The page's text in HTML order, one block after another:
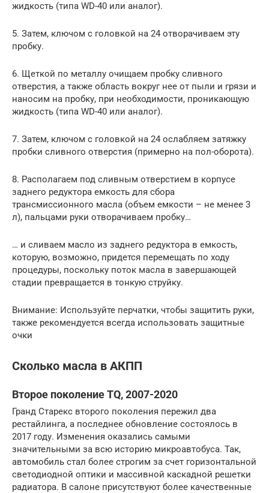
жидкость (типа WD-40 или аналог).
5. Затем, ключом с головкой на 24 отворачиваем эту
пробку.
6. Щеткой по металлу очищаем пробку сливного
отверстия, а также область вокруг нее от пыли и грязи и
наносим на пробку, при необходимости, проникающую
жидкость (типа WD-40 или аналог).
7. Затем, ключом с головкой на 24 ослабляем затяжку
пробки сливного отверстия (примерно на пол-оборота).
8. Располагаем под сливным отверстием в корпусе
заднего редуктора емкость для сбора
трансмиссионного масла (объем емкости – не менее 3
л), пальцами руки отворачиваем пробку…
… и сливаем масло из заднего редуктора в емкость,
которую, возможно, придется перемещать по ходу
процедуры, поскольку поток масла в завершающей
стадии превращается в тонкую струйку.
Внимание: Используйте перчатки, чтобы защитить руки,
также рекомендуется всегда использовать защитные
очки
Сколько масла в АКПП
Второе поколение TQ, 2007-2020
Гранд Старекс второго поколения пережил два
рестайлинга, а последнее обновление состоялось в
2017 году. Изменения оказались самыми
значительными за всю историю микроавтобуса. Так,
автомобиль стал более строгим за счет горизонтальной
светодиодной оптики и массивной каскадной решетки
радиатора. В салоне присутствуют более качественные